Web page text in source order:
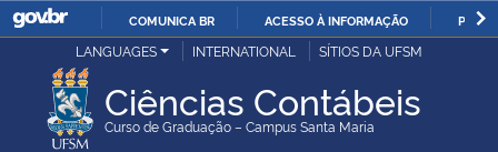
IR
O
COMUNICA BR ACESSO À INFORMAÇÃO
Ministério da Justiça e Segurança Pública
LANGUAGES INTERNATIONAL SÍTIOS DA UFSM
Ciências Contábeis
Curso de Graduação – Campus Santa Maria